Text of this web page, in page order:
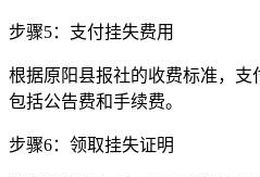
步骤5：支付挂失费用
根据原阳县报社的收费标准，
包括公告费和手续费。
步骤6：领取挂失证明